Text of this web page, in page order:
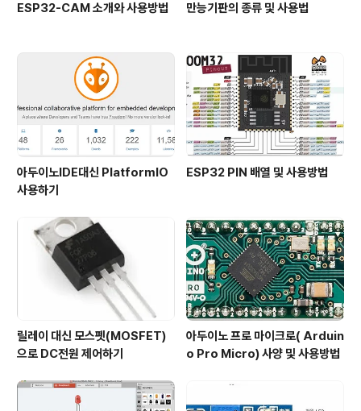
ESP32-CAM 소개와 사용방법 만능기판의 종류 및 사용법
아두이노IDE대신 PlatformIO
사용하기
ESP32 PIN 배열 및 사용방법
릴레이 대신 모스펫(MOSFET)
으로 DC전원 제어하기
아두이노 프로 마이크로( Arduin
o Pro Micro) 사양 및 사용방법